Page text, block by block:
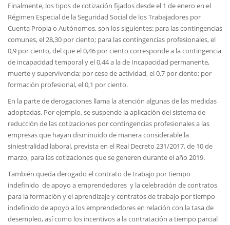
Finalmente, los tipos de cotización fijados desde el 1 de enero en el
Régimen Especial de la Seguridad Social de los Trabajadores por
Cuenta Propia o Autónomos, son los siguientes: para las contingencias
comunes, el 28,30 por ciento; para las contingencias profesionales, el
0,9 por ciento, del que el 0,46 por ciento corresponde a la contingencia
de incapacidad temporal y el 0,44 a la de Incapacidad permanente,
muerte y supervivencia; por cese de actividad, el 0,7 por ciento; por
formación profesional, el 0,1 por ciento.
En la parte de derogaciones llama la atención algunas de las medidas
adoptadas. Por ejemplo, se suspende la aplicación del sistema de
reducción de las cotizaciones por contingencias profesionales a las
empresas que hayan disminuido de manera considerable la
siniestralidad laboral, prevista en el Real Decreto 231/2017, de 10 de
marzo, para las cotizaciones que se generen durante el año 2019.
También queda derogado el contrato de trabajo por tiempo
indefinido de apoyo a emprendedores y la celebración de contratos
para la formación y el aprendizaje y contratos de trabajo por tiempo
indefinido de apoyo a los emprendedores en relación con la tasa de
desempleo, así como los incentivos a la contratación a tiempo parcial